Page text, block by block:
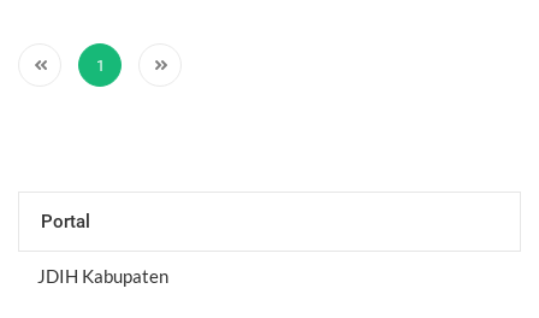
1
Portal
JDIH Kabupaten